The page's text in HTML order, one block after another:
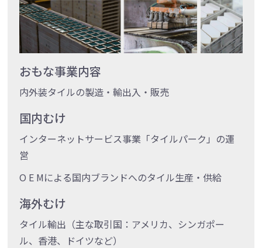
おもな事業内容
内外装タイルの製造・輸出入・販売
国内むけ
インターネットサービス事業「タイルパーク」の運
営
O E Mによる国内ブランドへのタイル生産・供給
海外むけ
タイル輸出（主な取引国：アメリカ、シンガポー
ル、香港、ドイツなど）